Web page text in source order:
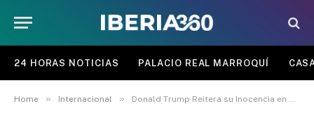
24 HORAS NOTICIAS PALACIO REAL MARROQUÍ
Home » Internacional » Donald Trump Reitera su Inocencia en Apelación por Caso de abuso sexual